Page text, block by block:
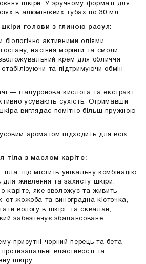
шкіри. У зручному форматі для
в алюмінієвих тубах по 30 мл.
голови з глиною расул:
активними оліями,
,насіння морінги та смоли
крем для обличчя
та підтримуючи обмін
—гіалуронова кислота таекстракт
усувають сухість. Отримавши
виглядає помітно більш пружною
ароматом підходить для всіх
тіла з маслом каріте:
що містить унікальну комбінацію
для живлення та захисту шкіри.
каріте, яке зволожує та живить
отжожоба та виноградна кісточка,
вологу в шкірі, тасквалан,
забезпечує збалансоване
присутні чорний перець та бета-
властивості та
шкіру.